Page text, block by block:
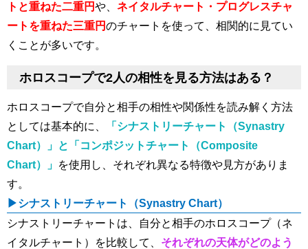
トと重ねた二重円や、 ネイタルチャート・プログレスチャ
ートを重ねた三重円のチャートを使って、相関的に見てい
くことが多いです。
ホロスコープで2人の相性を見る方法はある？
ホロスコープで自分と相手の相性や関係性を読み解く方法
としては基本的に、
「シナストリーチャート（Synastry
Chart）」と「コンポジットチャート（Composite
Chart）」
を使用し、それぞれ異なる特徴や見方がありま
す。
▶シナストリーチャート（Synastry Chart）
シナストリーチャートは、自分と相手のホロスコープ（ネ
イタルチャート）を比較して、 それぞれの天体がどのよう